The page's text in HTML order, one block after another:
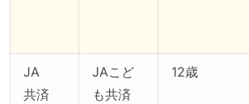
JA
共済
JAこど
も共済
12歳